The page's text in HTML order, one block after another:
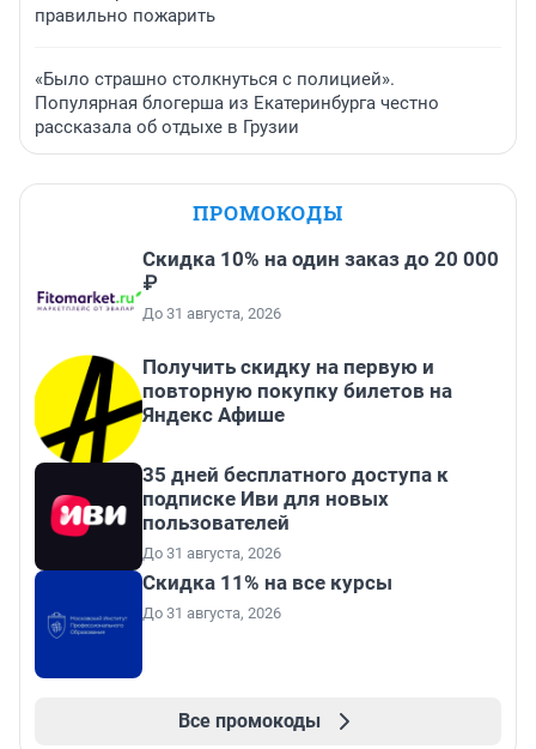
правильно пожарить
«Было страшно столкнуться с полицией».
Популярная блогерша из Екатеринбурга честно
рассказала об отдыхе в Грузии
ПРОМОКОДЫ
Скидка 10% на один заказ до 20 000
₽
До 31 августа, 2026
Получить скидку на первую и
повторную покупку билетов на
Яндекс Афише
35 дней бесплатного доступа к
подписке Иви для новых
пользователей
До 31 августа, 2026
Скидка 11% на все курсы
До 31 августа, 2026
Все промокоды